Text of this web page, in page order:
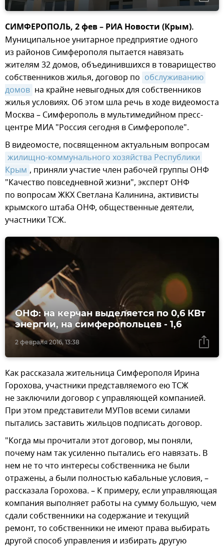
СИМФЕРОПОЛЬ, 2 фев – РИА Новости (Крым).
Муниципальное унитарное предприятие одного
из районов Симферополя пытается навязать
жителям 32 домов, объединившихся в товарищество
собственников жилья, договор по обслуживанию
домов на крайне невыгодных для собственников
жилья условиях. Об этом шла речь в ходе видеомоста
Москва – Симферополь в мультимедийном пресс-
центре МИА "Россия сегодня в Симферополе".
В видеомосте, посвященном актуальным вопросам
жилищно-коммунального хозяйства Республики
Крым , приняли участие член рабочей группы ОНФ
"Качество повседневной жизни", эксперт ОНФ
по вопросам ЖКХ Светлана Калинина, активисты
крымского штаба ОНФ, общественные деятели,
участники ТСЖ.
2 февраля 2016, 13:38
ОНФ: на керчан выделяется по 0,6 КВт
энергии, на симферопольцев - 1,6
Как рассказала жительница Симферополя Ирина
Горохова, участники представляемого ею ТСЖ
не заключили договор с управляющей компанией.
При этом представители МУПов всеми силами
пытались заставить жильцов подписать договор.
"Когда мы прочитали этот договор, мы поняли,
почему нам так усиленно пытались его навязать. В
нем не то что интересы собственника не были
отражены, а были полностью кабальные условия, –
рассказала Горохова. – К примеру, если управляющая
компания выполняет работы на сумму большую, чем
сдали собственники на содержание и текущий
ремонт, то собственники не имеют права выбирать
другой способ управления и избирать другую